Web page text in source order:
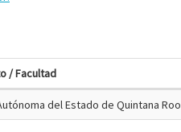
/ Facultad
del Estado de Quintana Roo